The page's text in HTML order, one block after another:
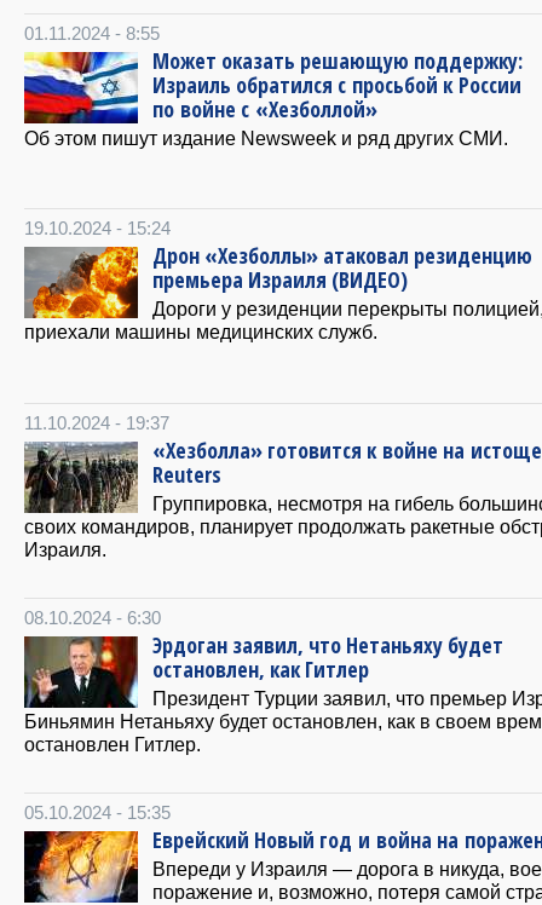
01.11.2024 - 8:55
Может оказать решающую поддержку:
Израиль обратился с просьбой к России
по войне с «Хезболлой»
Об этом пишут издание Newsweek и ряд других СМИ.
19.10.2024 - 15:24
Дрон «Хезболлы» атаковал резиденцию
премьера Израиля (ВИДЕО)
Дороги у резиденции перекрыты
приехали машины медицинских служб.
11.10.2024 - 19:37
«Хезболла» готовится к войне на
Reuters
Группировка, несмотря на гибель
своих командиров, планирует продолжать ракетные
Израиля.
08.10.2024 - 6:30
Эрдоган заявил, что Нетаньяху будет
остановлен, как Гитлер
Президент Турции заявил, что премьер
Биньямин Нетаньяху будет остановлен, как в своем
остановлен Гитлер.
05.10.2024 - 15:35
Еврейский Новый год и война на
Впереди у Израиля — дорога в никуда,
поражение и, возможно, потеря самой